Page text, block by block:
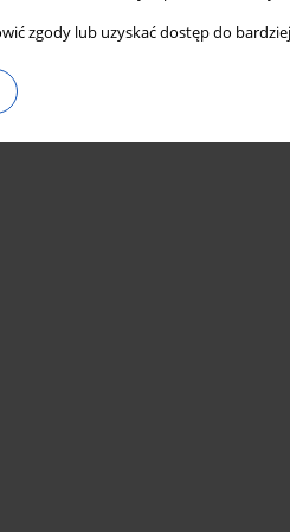
zgody lub uzyskać dostęp do